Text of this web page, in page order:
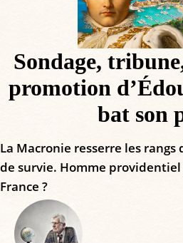
Sondage,
promotion
bat son
La Macronie resserre les
de survie. Homme
France ?